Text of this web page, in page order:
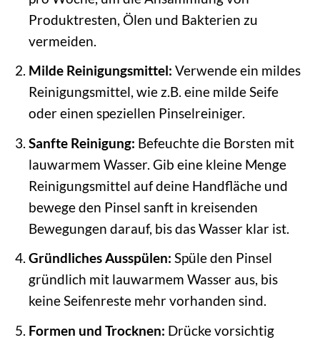
Produktresten, Ölen und Bakterien zu
vermeiden.
Milde Reinigungsmittel: Verwende ein mildes
Reinigungsmittel, wie z.B. eine milde Seife
oder einen speziellen Pinselreiniger.
Sanfte Reinigung: Befeuchte die Borsten mit
lauwarmem Wasser. Gib eine kleine Menge
Reinigungsmittel auf deine Handfläche und
bewege den Pinsel sanft in kreisenden
Bewegungen darauf, bis das Wasser klar ist.
Gründliches Ausspülen: Spüle den Pinsel
gründlich mit lauwarmem Wasser aus, bis
keine Seifenreste mehr vorhanden sind.
Formen und Trocknen: Drücke vorsichtig